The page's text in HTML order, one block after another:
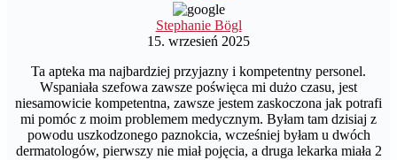
Stephanie Bögl
15. wrzesień 2025
Ta apteka ma najbardziej przyjazny i kompetentny personel.
Wspaniała szefowa zawsze poświęca mi dużo czasu, jest
niesamowicie kompetentna, zawsze jestem zaskoczona jak potrafi
mi pomóc z moim problemem medycznym. Byłam tam dzisiaj z
powodu uszkodzonego paznokcia, wcześniej byłam u dwóch
dermatologów, pierwszy nie miał pojęcia, a druga lekarka miała 2